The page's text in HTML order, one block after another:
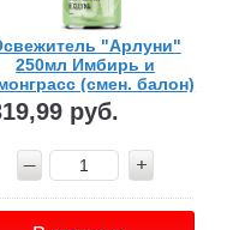
"Арлуни"
250мл Имбирь и
(смен. балон)
руб.